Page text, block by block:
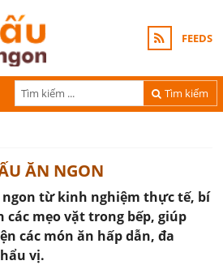
FEEDS
Tìm kiếm
ĂN NGON
ngon từ kinh nghiệm thực tế, bí
các mẹo vặt trong bếp, giúp
các món ăn hấp dẫn, đa
vị.